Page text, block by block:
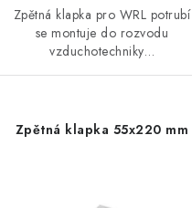
Zpětná klapka pro WRL potrubí
se montuje do rozvodu
vzduchotechniky…
Zpětná klapka 55x220 mm